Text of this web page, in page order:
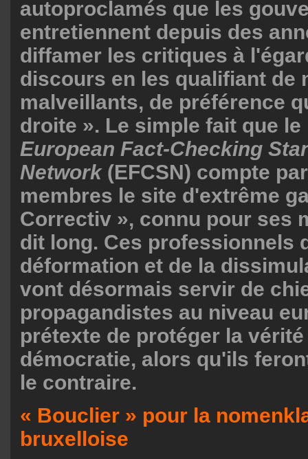
autoproclamés que les
entretiennent depuis des
diffamer les critiques à
discours en les qualifiant de
malveillants, de préférence
droite ». Le simple fait que le
European Fact-Checking
Network (EFCSN) compte
membres le site d'extrême
Correctiv », connu pour ses
dit long. Ces professionnels
déformation et de la
vont désormais servir de
propagandistes au niveau
prétexte de protéger la vérité
démocratie, alors qu'ils
le contraire.
« Bouclier » pour la
bruxelloise